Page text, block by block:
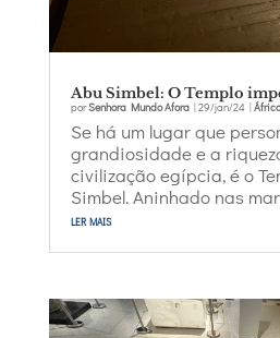
Abu Simbel: O Templo
porSenhora Mundo Afora| 29/jan/24|
Se há um lugar que
grandiosidade e a
civilização egípcia, é o
Simbel. Aninhado nas
ler mais